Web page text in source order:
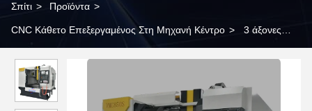
Σπίτι > Προϊόντα >
CNC Κάθετο Επεξεργαμένος Στη Μηχανή Κέντρο > 3 άξονες
μεταλλικών